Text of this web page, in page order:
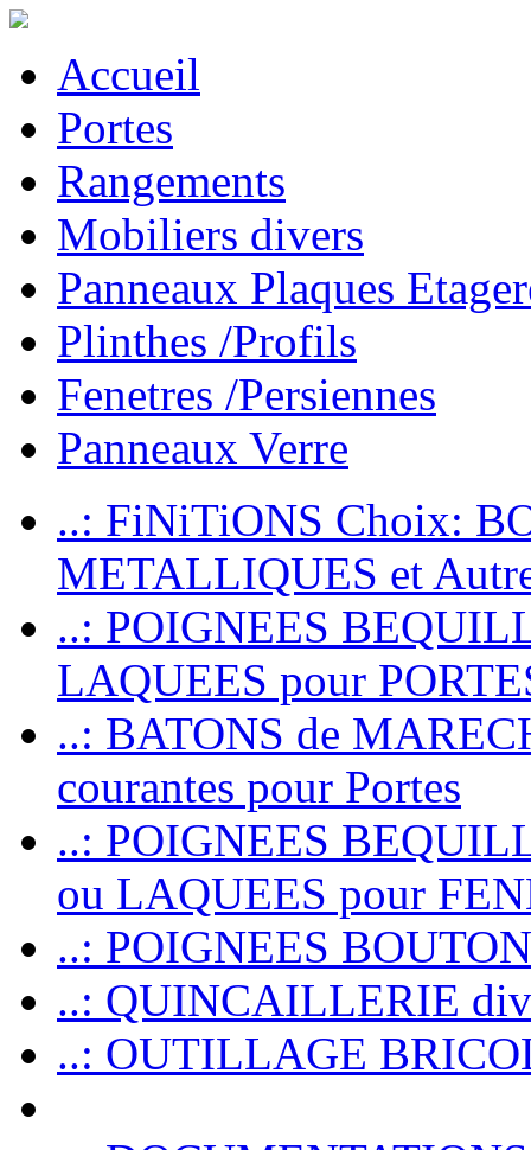
Accueil
Portes
Rangements
Mobiliers divers
Panneaux Plaques
Plinthes /Profils
Fenetres /Persiennes
Panneaux Verre
..: FiNiTiONS Choix:
METALLIQUES et
..: POIGNEES
LAQUEES pour
..: BATONS de
courantes pour Portes
..: POIGNEES
ou LAQUEES pour
..: POIGNEES
..: QUINCAILLERIE
..: OUTILLAGE